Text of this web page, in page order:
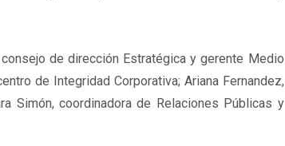
de dirección Estratégica y gerente Medio
de Integridad Corporativa; Ariana Fernandez,
Simón, coordinadora de Relaciones Públicas y